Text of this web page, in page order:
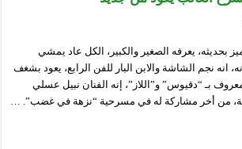
بحديثه، يعرفه الصغير والكبير، الكل عاد يمشي
انه نجم الشاشة والابن البار للفن الرابع، يعود بشغف
بـ “دقيوس” و”اللاز”، إنه الفنان نبيل عسلي